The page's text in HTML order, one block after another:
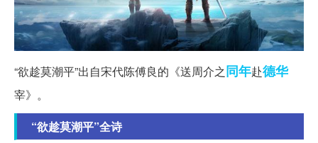
“欲趁莫潮平”出自宋代陈傅良的《送周介之同年赴德华
宰》。
“欲趁莫潮平”全诗